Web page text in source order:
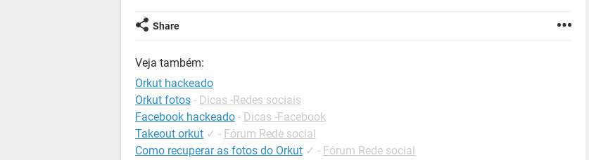
Share
Veja também:
Orkut hackeado
Orkut fotos - Dicas -Redes sociais
Facebook hackeado - Dicas -Facebook
Takeout orkut ✓ - Fórum Rede social
Como recuperar as fotos do Orkut ✓ - Fórum Rede social